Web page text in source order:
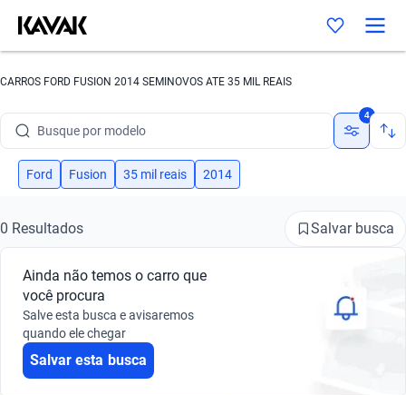
CARROS FORD FUSION 2014 SEMINOVOS ATE 35 MIL REAIS
Busque por modelo
Busque por versão
Busque por marca
Busque por modelo
Busque por versão
4
Ford Fusion 35 mil reais 2014
0 Resultados Salvar busca
Ainda não temos o carro que
você procura
Salve esta busca e avisaremos
quando ele chegar
Salvar esta busca